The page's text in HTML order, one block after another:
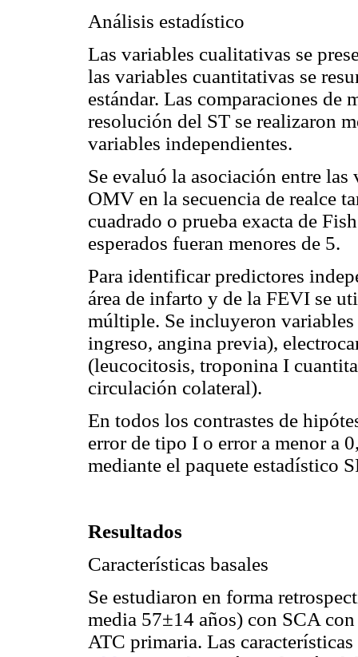
Análisis estadístico
Las variables cualitativas se
las variables cuantitativas se
estándar. Las comparaciones de
resolución del ST se realizaron
variables independientes.
Se evaluó la asociación entre
OMV en la secuencia de realce
cuadrado o prueba exacta de
esperados fueran menores de 5.
Para identificar predictores
área de infarto y de la FEVI se
múltiple. Se incluyeron
ingreso, angina previa),
(leucocitosis, troponina I
circulación colateral).
En todos los contrastes de
error de tipo I o error a menor a
mediante el paquete estadístico
Resultados
Características basales
Se estudiaron en forma
media 57±14 años) con SCA
ATC primaria. Las